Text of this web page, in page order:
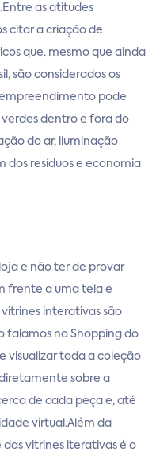
as atitudes
citar a criação de
que, mesmo que ainda
são considerados os
pode
dentro e fora do
do ar, iluminação
dos resíduos e economia
e não ter de provar
frente a uma tela e
interativas são
falamos no Shopping do
visualizar toda a coleção
sobre a
de cada peça e, até
virtual.Além da
vitrines iterativas é o